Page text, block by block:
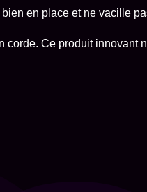
en place et ne vacille
Ce produit innovant